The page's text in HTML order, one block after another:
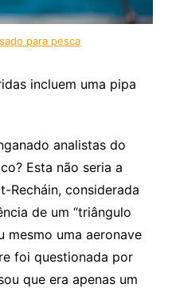
para pesca
incluem uma pipa
analistas do
Esta não seria a
Recháin, considerada
de um “triângulo
uma aeronave
foi questionada por
que era apenas um